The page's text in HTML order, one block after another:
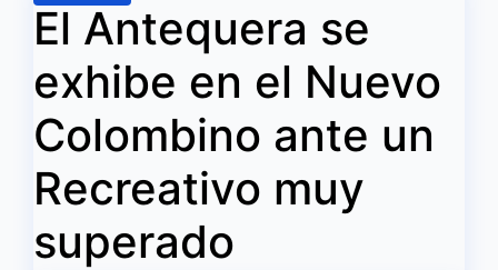
El Antequera se
exhibe en el Nuevo
Colombino ante un
Recreativo muy
superado